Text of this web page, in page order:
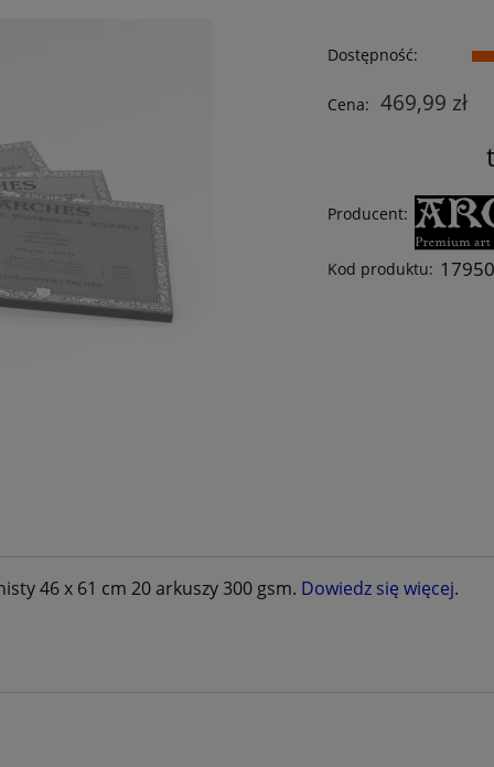
Dostępność:
Cena: 469,99 zł
Producent:
Kod produktu:
46 x 61 cm 20 arkuszy 300 gsm. Dowiedz się więcej.